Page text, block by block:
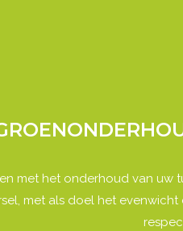
met het onderhoud van
met als doel het